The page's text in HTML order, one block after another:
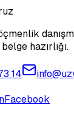
hazırlığı.
14
Facebook